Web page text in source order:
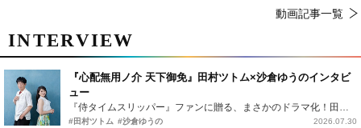
動画記事一覧
INTERVIEW
『心配無用ノ介 天下御免』田村ツトム×沙倉ゆうのインタビ
ュー
『侍タイムスリッパー』ファンに贈る、まさかのドラマ化！田村ツトム×沙倉ゆうのが語る『心配無用ノ介』撮影秘話
#田村ツトム #沙倉ゆうの 2026.07.30